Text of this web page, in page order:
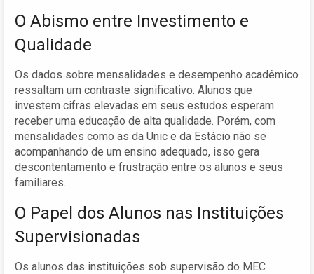
O Abismo entre Investimento e
Qualidade
Os dados sobre mensalidades e desempenho acadêmico
ressaltam um contraste significativo. Alunos que
investem cifras elevadas em seus estudos esperam
receber uma educação de alta qualidade. Porém, com
mensalidades como as da Unic e da Estácio não se
acompanhando de um ensino adequado, isso gera
descontentamento e frustração entre os alunos e seus
familiares.
O Papel dos Alunos nas Instituições
Supervisionadas
Os alunos das instituições sob supervisão do MEC